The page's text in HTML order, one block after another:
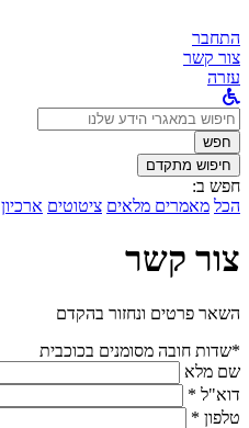
התחבר
צור קשר
עזרה
לחפש
ב:חפש
חיפוש מתקדם
חפש ב:
הכל מאמרים מלאים ציטוטים ארכיון
צור קשר
השאר פרטים ונחזור בהקדם
*שדות חובה מסומנים בכוכבית
שם מלא
דוא"ל *
טלפון *